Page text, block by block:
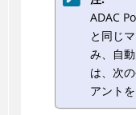
ADAC
と同じ
み、自
は、次
アント